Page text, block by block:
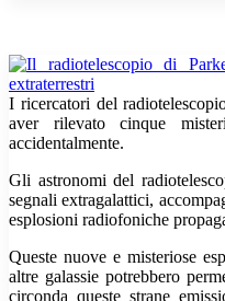
I ricercatori del
aver rilevato cinque
accidentalmente.
Gli astronomi del
segnali extragalattici,
esplosioni radiofoniche
Queste nuove e misteriose
altre galassie potrebbero
circonda queste strane